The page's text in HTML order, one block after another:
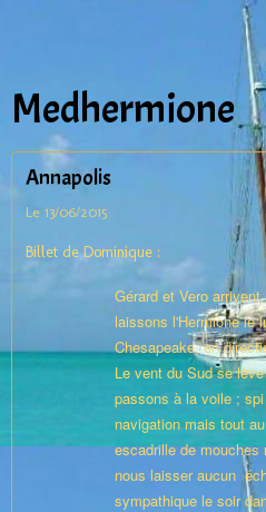
Medhermione
Annapolis
Le 13/06/2015
Billet de Dominique :
Gérard et Vero
laissons l'Hermione le
Chesapeake, en
Le vent du Sud se
passons à la voile ;
navigation mais tout
escadrille de
nous laisser aucun
sympathique le soir